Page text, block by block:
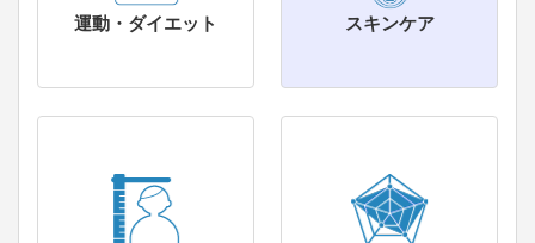
運動・ダイエット スキンケア